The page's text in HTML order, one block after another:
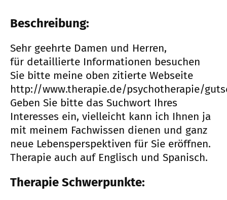
Beschreibung:
Sehr geehrte Damen und Herren,
für detaillierte Informationen besuchen
Sie bitte meine oben zitierte Webseite
http://www.therapie.de/psychotherapie/
Geben Sie bitte das Suchwort Ihres
Interesses ein, vielleicht kann ich Ihnen ja
mit meinem Fachwissen dienen und ganz
neue Lebensperspektiven für Sie eröffnen.
Therapie auch auf Englisch und Spanisch.
Therapie Schwerpunkte: